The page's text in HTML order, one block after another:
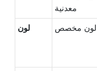
معدنية
لون لون مخصص